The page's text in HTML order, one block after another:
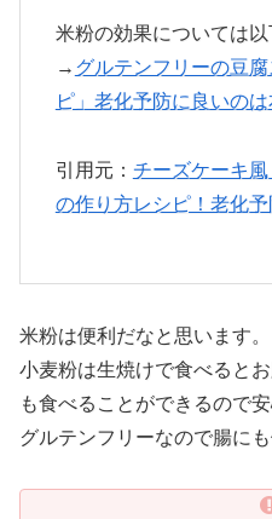
米粉の効果については
→ グルテンフリーの豆
ピ」老化予防に良いのは
引用元： チーズケーキ
の作り方レシピ！老化予
米粉は便利だなと思います。
小麦粉は生焼けで食べると
も食べることができるので
グルテンフリーなので腸に